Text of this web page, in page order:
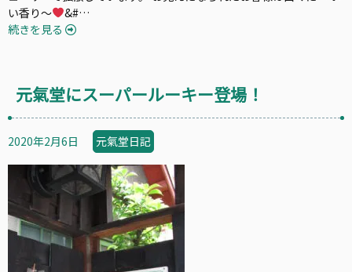
い香り〜
&#…
続きを見る
元氣堂にスーパールーキー登場！
2020年2月6日 元氣堂日記